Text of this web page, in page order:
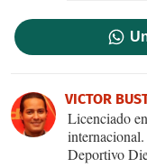
VICTOR
Licenciado
Deportivo